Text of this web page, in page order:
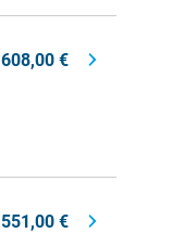
608,00 €
551,00 €